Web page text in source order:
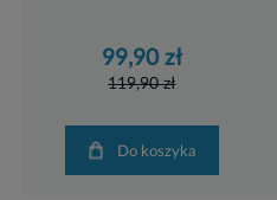
99,90 zł
119,90 zł
Do koszyka